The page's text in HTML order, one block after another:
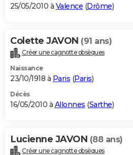
25/05/2010 à Valence (Drôme)
Colette JAVON (91 ans)
Créer une cagnotte obsèques
Naissance
23/10/1918 à Paris (Paris)
Décès
16/05/2010 à Allonnes (Sarthe)
Lucienne JAVON (88 ans)
Créer une cagnotte obsèques